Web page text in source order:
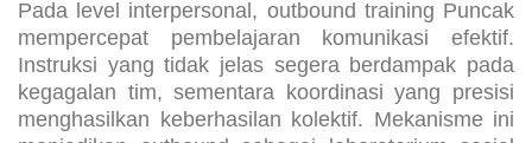
Pada level interpersonal, outbound training Puncak
mempercepat pembelajaran komunikasi efektif.
Instruksi yang tidak jelas segera berdampak pada
kegagalan tim, sementara koordinasi yang presisi
menghasilkan keberhasilan kolektif. Mekanisme ini